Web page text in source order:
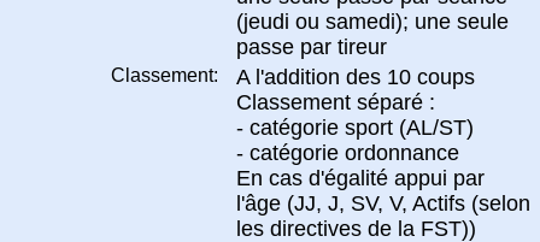
(jeudi ou samedi); une seule
passe par tireur
Classement:
A l'addition des 10 coups
Classement séparé :
- catégorie sport (AL/ST)
- catégorie ordonnance
En cas d'égalité appui par
l'âge (JJ, J, SV, V, Actifs (selon
les directives de la FST))